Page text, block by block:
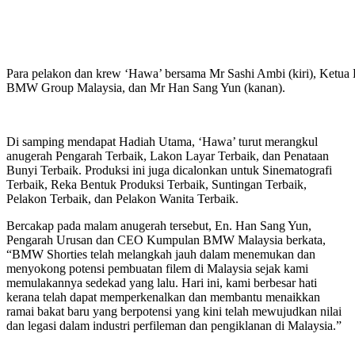
Para pelakon dan krew ‘Hawa’ bersama Mr Sashi Ambi (kiri),
BMW Group Malaysia, dan Mr Han Sang Yun (kanan).
Di samping mendapat Hadiah Utama, ‘Hawa’ turut merangkul
anugerah Pengarah Terbaik, Lakon Layar Terbaik, dan Penataan
Bunyi Terbaik. Produksi ini juga dicalonkan untuk Sinematografi
Terbaik, Reka Bentuk Produksi Terbaik, Suntingan Terbaik,
Pelakon Terbaik, dan Pelakon Wanita Terbaik.
Bercakap pada malam anugerah tersebut, En. Han Sang Yun,
Pengarah Urusan dan CEO Kumpulan BMW Malaysia berkata,
“BMW Shorties telah melangkah jauh dalam menemukan dan
menyokong potensi pembuatan filem di Malaysia sejak kami
memulakannya sedekad yang lalu. Hari ini, kami berbesar hati
kerana telah dapat memperkenalkan dan membantu menaikkan
ramai bakat baru yang berpotensi yang kini telah mewujudkan nilai
dan legasi dalam industri perfileman dan pengiklanan di Malaysia.”